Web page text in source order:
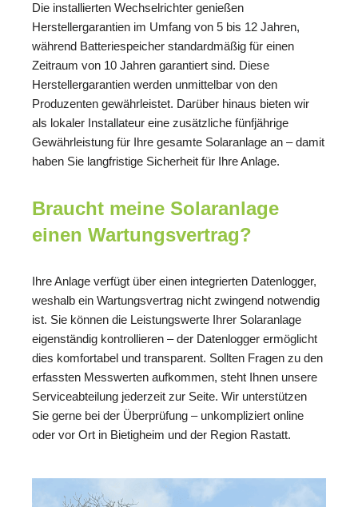
Die installierten Wechselrichter genießen
Herstellergarantien im Umfang von 5 bis 12 Jahren,
während Batteriespeicher standardmäßig für einen
Zeitraum von 10 Jahren garantiert sind. Diese
Herstellergarantien werden unmittelbar von den
Produzenten gewährleistet. Darüber hinaus bieten wir
als lokaler Installateur eine zusätzliche fünfjährige
Gewährleistung für Ihre gesamte Solaranlage an – damit
haben Sie langfristige Sicherheit für Ihre Anlage.
Braucht meine Solaranlage
einen Wartungsvertrag?
Ihre Anlage verfügt über einen integrierten Datenlogger,
weshalb ein Wartungsvertrag nicht zwingend notwendig
ist. Sie können die Leistungswerte Ihrer Solaranlage
eigenständig kontrollieren – der Datenlogger ermöglicht
dies komfortabel und transparent. Sollten Fragen zu den
erfassten Messwerten aufkommen, steht Ihnen unsere
Serviceabteilung jederzeit zur Seite. Wir unterstützen
Sie gerne bei der Überprüfung – unkompliziert online
oder vor Ort in Bietigheim und der Region Rastatt.